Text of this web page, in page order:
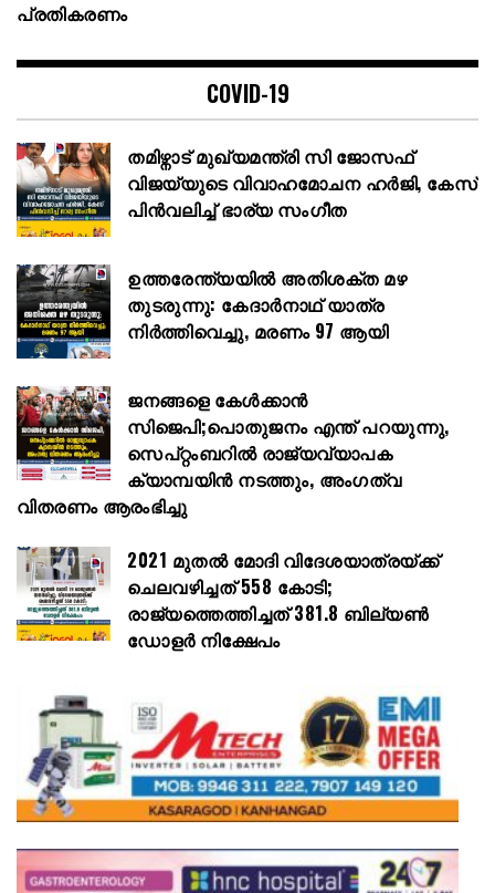
പ്രതികരണം
COVID-19
തമിഴ്നാട് മുഖ്യമന്ത്രി സി ജോസഫ്
വിജയ്‌യുടെ വിവാഹമോചന ഹർജി, കേസ്
പിൻവലിച്ച് ഭാര്യ സംഗീത
ഉത്തരേന്ത്യയിൽ അതിശക്ത മഴ
തുടരുന്നു: കേദാർനാഥ് യാത്ര
നിർത്തിവെച്ചു, മരണം 97 ആയി
ജനങ്ങളെ കേൾക്കാൻ
സിജെപി;പൊതുജനം എന്ത് പറയുന്നു,
സെപ്റ്റംബറിൽ രാജ്യവ്യാപക
ക്യാമ്പയിൻ നടത്തും, അംഗത്വ
വിതരണം ആരംഭിച്ചു
2021 മുതൽ മോദി വിദേശയാത്രയ്ക്ക്
ചെലവഴിച്ചത് 558 കോടി;
രാജ്യത്തെത്തിച്ചത് 381.8 ബില്യൺ
ഡോളർ നിക്ഷേപം